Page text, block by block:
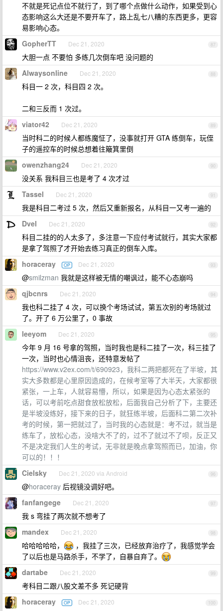
不就是死记点位不就行了，到了哪个点做什么动作，如果受到心
态影响这么大还是不要开车了，路上乱七八糟的东西更多，更容
易影响心态。
87
GopherTT Dec 21, 2020
大胆一点 不要怕 多练几次倒车吧 没问题的
88
Alwaysonline Dec 21, 2020
科目一 2 次，科目四 2 次。
二和三反而 1 次过。
89
viator42 Dec 21, 2020
当时科二的时候人都练魔怔了，没事就打开 GTA 练倒车，玩侄
子的遥控车的时候总想着往簸箕里倒
90
owenzhang24 Dec 21, 2020
没关系 我科目三也是考了 4 次才过
91
Tassel Dec 21, 2020
我是科目二考过 5 次，然后又重新报名，从科目一又考一遍的
92
Dvel Dec 21, 2020
科目二挂的的人太多了，多注意一下应付考试就行，其实大家都
是拿了驾照了才开始去练习真正的倒车入库。
93
horaceray OP Dec 21, 2020
@smilzman 我就是这样被无情的嘲讽过，能不心态崩吗
94
qjbcnrs Dec 21, 2020
我也科二挂了 4 次，可以换个考场试试，第五次别的考场就过
了。开了 6 万公里了，0 事故
95
leeyom Dec 21, 2020
今年 9 月 16 号拿的驾照，当时我也是科二挂了一次，科三挂了
一次，当时也心情沮丧，还特意发帖了
https://www.v2ex.com/t/690923，我科二两把都死在了半坡，其
实大多数都是心里原因造成的，在候考室等了大半天，大家都很
紧张，一上车，人就容易懵，所以，如果是因为心态太紧张的
话，可以考前吃点甜食放松放松，后面我自己分析了下，主要还
是半坡没练好，接下来的日子，就狂练半坡，后面科二第二次补
考的时候，第一把就过了，当时我的心态就是：考不过，就当是
练车了，放松心态，没啥大不了的，过不了就过不了呗，反正又
不是决定我们人生的考试，无非就是晚点拿驾照而已，加油，你
可以的！！！
96
Cielsky Dec 21, 2020 via Android
@horaceray 后视镜没调好吧。
97
fanfangege Dec 21, 2020
我 s 弯挂了两次就不想考了
98
mandex Dec 21, 2020
哈哈哈哈哈，
，我挂了三次，已经放弃治疗了，我感觉学会
了以后也是马路杀手，不学了，自暴自弃了。
99
dartabe Dec 21, 2020
考科目二跟八股文差不多 死记硬背
100
horaceray OP Dec 21, 2020